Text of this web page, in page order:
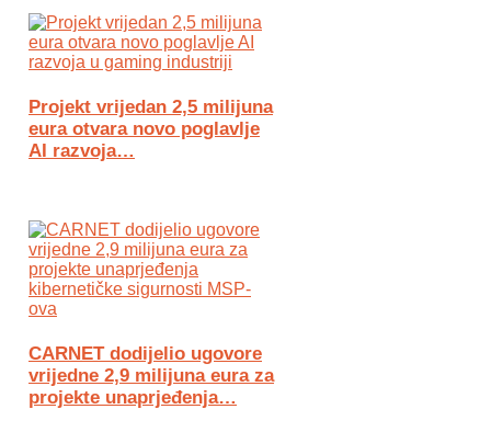
Projekt vrijedan 2,5 milijuna
eura otvara novo poglavlje
AI razvoja…
CARNET dodijelio ugovore
vrijedne 2,9 milijuna eura za
projekte unaprjeđenja…